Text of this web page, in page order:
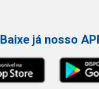
Baixe já nosso